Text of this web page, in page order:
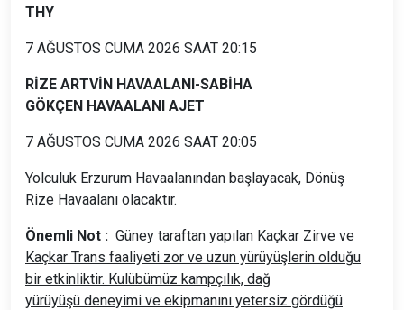
THY
7 AĞUSTOS CUMA 2026 SAAT 20:15
RİZE ARTVİN HAVAALANI-SABİHA
GÖKÇEN HAVAALANI AJET
7 AĞUSTOS CUMA 2026 SAAT 20:05
Yolculuk Erzurum Havaalanından başlayacak, Dönüş
Rize Havaalanı olacaktır.
Önemli Not : Güney taraftan yapılan Kaçkar Zirve ve
Kaçkar Trans faaliyeti zor ve uzun yürüyüşlerin olduğu
bir etkinliktir. Kulübümüz kampçılık, dağ
yürüyüşü deneyimi ve ekipmanını yetersiz gördüğü